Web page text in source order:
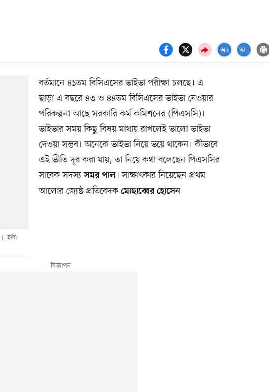
ছবি:
বর্তমানে ৪১তম বিসিএসের ভাইভা পরীক্ষা চলছে। এ
ছাড়া এ বছরে ৪৩ ও ৪৪তম বিসিএসের ভাইভা নেওয়ার
পরিকল্পনা আছে সরকারি কর্ম কমিশনের (পিএসসি)।
ভাইভার সময় কিছু বিষয় মাথায় রাখলেই ভালো ভাইভা
দেওয়া সম্ভব। অনেকে ভাইভা নিয়ে ভয়ে থাকেন। কীভাবে
এই ভীতি দূর করা যায়, তা নিয়ে কথা বলেছেন পিএসসির
সাবেক সদস্যসমর পাল। সাক্ষাৎকার নিয়েছেন প্রথম
আলোর জ্যেষ্ঠ প্রতিবেদক মোছাব্বের হোসেন